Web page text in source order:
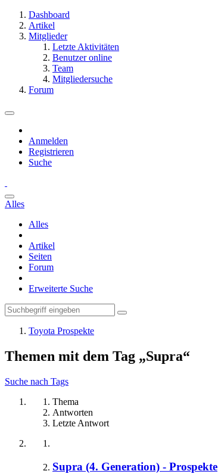
Dashboard
Artikel
Mitglieder
Letzte Aktivitäten
Benutzer online
Team
Mitgliedersuche
Forum
Anmelden
Registrieren
Suche
Alles
Alles
Artikel
Seiten
Forum
Erweiterte Suche
Toyota Prospekte
Themen mit dem Tag „Supra“
Suche nach Tags
Thema
Antworten
Letzte Antwort
Supra (4. Generation) - Prospekte